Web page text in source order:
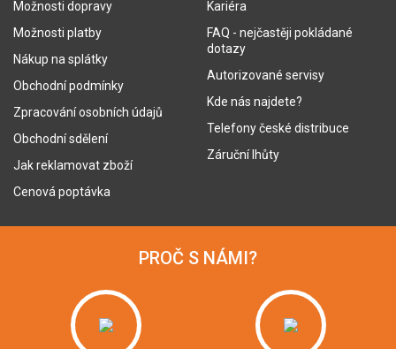
Možnosti dopravy
Možnosti platby
Nákup na splátky
Obchodní podmínky
Zpracování osobních údajů
Obchodní sdělení
Jak reklamovat zboží
Cenová poptávka
Kariéra
FAQ - nejčastěji pokládané
dotazy
Autorizované servisy
Kde nás najdete?
Telefony české distribuce
Záruční lhůty
PROČ S NÁMI?